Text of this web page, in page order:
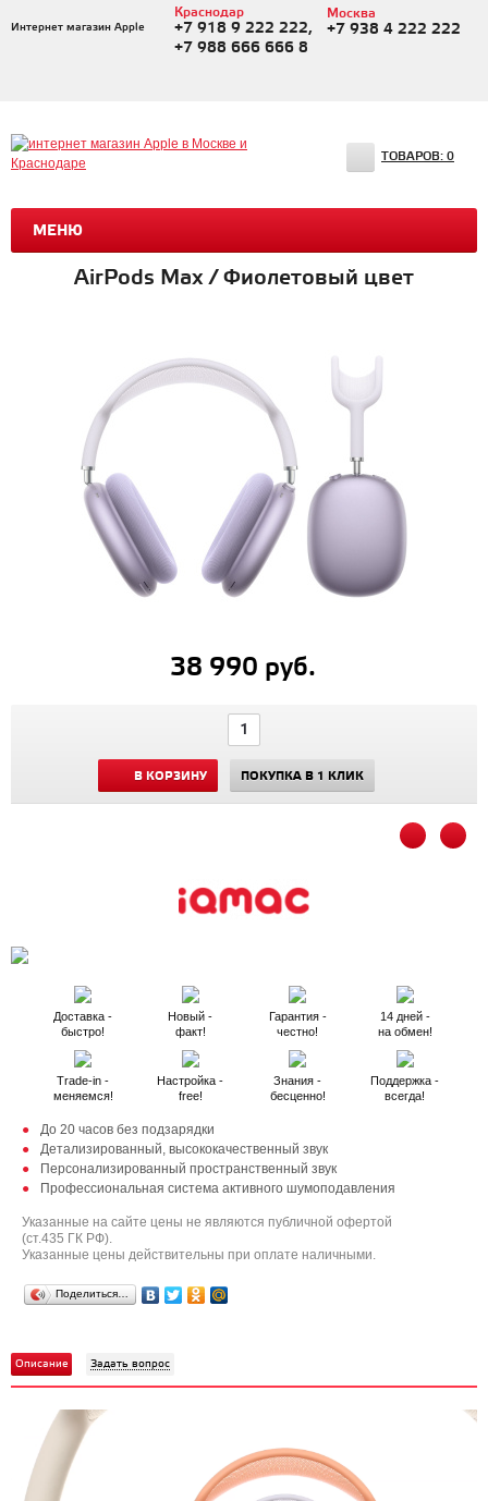
Интернет магазин Apple
Краснодар
+7 918 9 222 222,
+7 988 666 666 8
Москва
+7 938 4 222 222
МЕНЮ
ТОВАРОВ: 0
AirPods Max / Фиолетовый цвет
38 990 руб.
В КОРЗИНУ ПОКУПКА В 1 КЛИК
Доставка -
быстро!
Новый -
факт!
Гарантия -
честно!
14 дней -
на обмен!
Trade-in -
меняемся!
Настройка -
free!
Знания -
бесценно!
Поддержка -
всегда!
До 20 часов без подзарядки
Детализированный, высококачественный звук
Персонализированный пространственный звук
Профессиональная система активного шумоподавления
Указанные на сайте цены не являются публичной офертой
(ст.435 ГК РФ).
Указанные цены действительны при оплате наличными.
Поделиться…
Описание Задать вопрос